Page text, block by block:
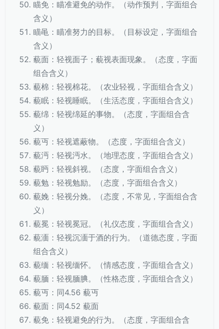
瞄免：瞄准避免的动作。（动作预判，字面组合
含义）
瞄黾：瞄准努力的目标。（目标设定，字面组合
含义）
藐面：轻视面子；藐视表面现象。（态度，字面
组合含义）
藐棉：轻视棉花。（农业轻视，字面组合含义）
藐眠：轻视睡眠。（生活态度，字面组合含义）
藐绵：轻视绵延的事物。（态度，字面组合含
义）
藐丏：轻视遮蔽物。（态度，字面组合含义）
藐沔：轻视沔水。（地理态度，字面组合含义）
藐眄：轻视斜视。（态度，字面组合含义）
藐勉：轻视勉励。（态度，字面组合含义）
藐娩：轻视分娩。（态度，不常见，字面组合含
义）
藐冕：轻视冕冠。（礼仪态度，字面组合含义）
藐湎：轻视沉湎于酒的行为。（道德态度，字面
组合含义）
藐缅：轻视缅怀。（情感态度，字面组合含义）
藐腼：轻视腼腆。（性格态度，字面组合含义）
藐丏：同4.56 藐丏
藐面：同4.52 藐面
藐免：轻视避免的行为。（态度，字面组合含